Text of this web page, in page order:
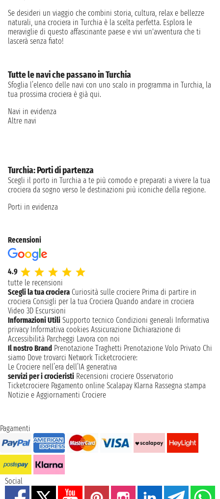
Se desideri un viaggio che combini storia, cultura, relax e bellezze
naturali, una crociera in Turchia è la scelta perfetta. Esplora le
meraviglie di questo affascinante paese e vivi un'avventura che ti
lascerà senza fiato!
Tutte le navi che passano in Turchia
Sfoglia l’elenco delle navi con uno scalo in programma in Turchia, la
tua prossima crociera è già qui.
Navi in evidenza
Altre navi
Turchia: Porti di partenza
Scegli il porto in Turchia a te più comodo e preparati a vivere la tua
crociera da sogno verso le destinazioni più iconiche della regione.
Porti in evidenza
Recensioni
4.9
tutte le recensioni
Scegli la tua crociera Curiosità sulle crociere Prima di partire in
crociera Consigli per la tua Crociera Quando andare in crociera
Video 3D Escursioni
Informazioni Utili Supporto tecnico Condizioni generali Informativa
privacy Informativa cookies Assicurazione Dichiarazione di
Accessibilità Parcheggi Lavora con noi
Il nostro Brand Prenotazione Traghetti Prenotazione Volo Privato Chi
siamo Dove trovarci Network Ticketcrociere:
Le Crociere nell’era dell’IA generativa
servizi per i crocieristi Recensioni crociere Osservatorio
Ticketcrociere Pagamento online Scalapay Klarna Rassegna stampa
Notizie e Aggiornamenti Crociere
Pagamenti
Social